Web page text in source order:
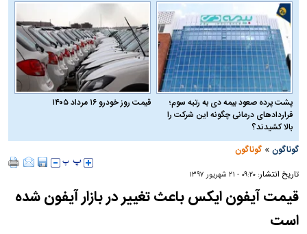
پشت پرده صعود بیمه دی به رتبه سوم؛
قراردادهای درمانی چگونه این شرکت را
بالا کشیدند؟
قیمت روز خودرو ۱۶ مرداد ۱۴۰۵
گوناگون »گوناگون
تاریخ انتشار:۰۹:۲۰ - ۲۱ شهريور ۱۳۹۷
قیمت آیفون ایکس باعث تغییر در بازار آیفون شده
است